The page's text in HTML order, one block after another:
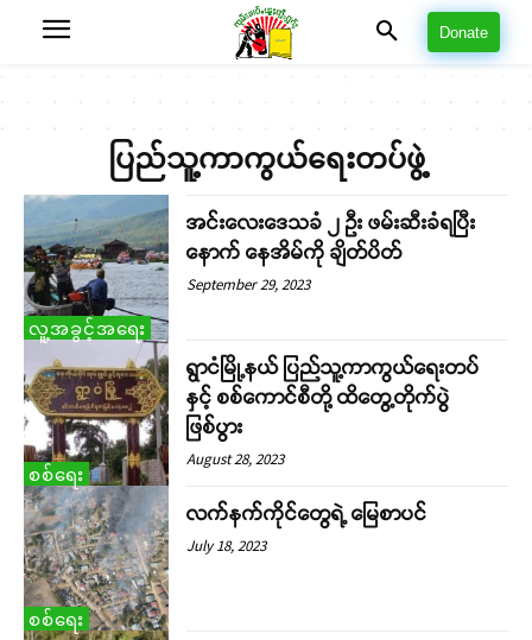
Donate
ပြည်သူ့ကာကွယ်ရေးတပ်ဖွဲ့
လူ့အခွင့်အရေး
အင်းလေးဒေသခံ ၂ ဦး ဖမ်းဆီးခံရပြီး
နောက် နေအိမ်ကို ချိတ်ပိတ်
September 29, 2023
စစ်ရေး
ရွာငံမြို့နယ် ပြည်သူ့ကာကွယ်ရေးတပ်
နှင့် စစ်ကောင်စီတို့ ထိတွေ့တိုက်ပွဲ
ဖြစ်ပွား
August 28, 2023
စစ်ရေး
လက်နက်ကိုင်တွေရဲ့ မြေစာပင်
July 18, 2023